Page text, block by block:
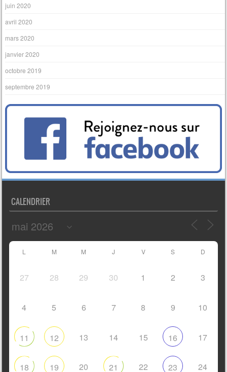
juin 2020
avril 2020
mars 2020
janvier 2020
octobre 2019
septembre 2019
CALENDRIER
L M M J V S D
27 28 29 30 1 2 3
4 5 6 7 8 9 10
11 12 13 14 15 16 17
18 19 20 21 22 23 24